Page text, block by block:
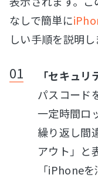
なしで簡単に
しい手順を説明し
「セキュ
パスコード
一定時間ロ
繰り返し間
アウト」と
「iPhone